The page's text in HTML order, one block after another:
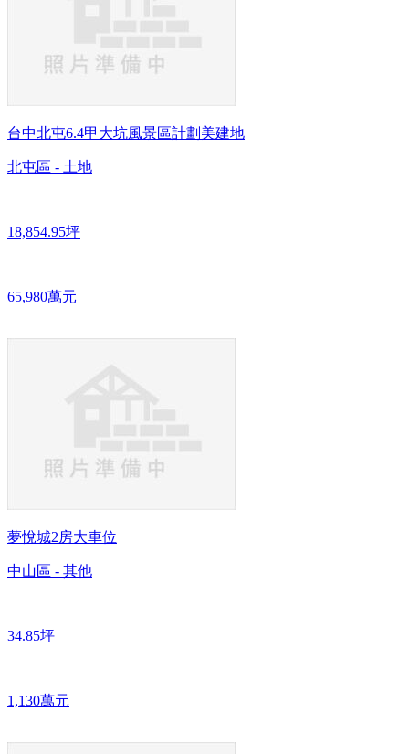
台中北屯6.4甲大坑風景區計劃美建地
北屯區 - 土地
18,854.95坪
65,980萬元
夢悅城2房大車位
中山區 - 其他
34.85坪
1,130萬元